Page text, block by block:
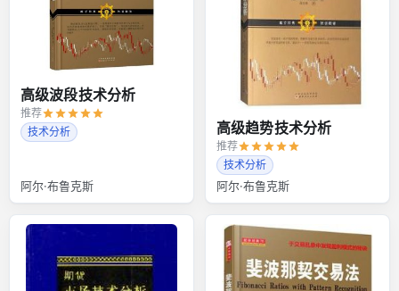
高级波段技术分析
推荐
技术分析
阿尔·布鲁克斯
高级趋势技术分析
推荐
技术分析
阿尔·布鲁克斯